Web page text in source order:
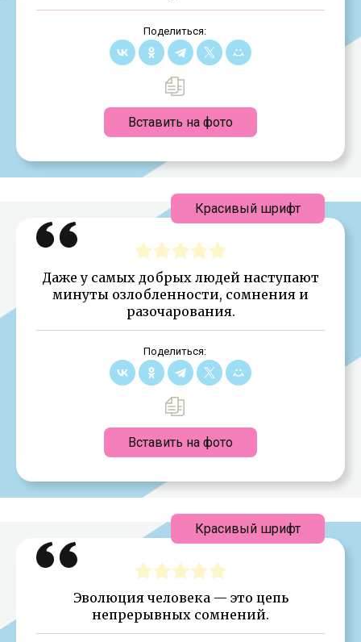
Поделиться:
Вставить на фото
Даже у самых добрых людей наступают
минуты озлобленности, сомнения и
разочарования.
Поделиться:
Вставить на фото
Красивый шрифт
Эволюция человека — это цепь
непрерывных сомнений.
Красивый шрифт